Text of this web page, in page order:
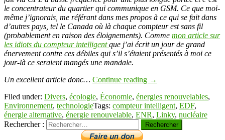
le concentrateur du quartier qui communique en GSM. Ce que moi-
même j’ignorais, me référant dans mes propos à ce qui se fait dans
d’autres pays, tel le Canada où là chaque compteur est sans fil
(probablement en raison des éloignements). Comme mon article sur
les idiots du compteur intelligentque j’ai écrit un jour de grand
énervement contre ces débiles qui s’il s’étaient présentés à moi ce
jour-là ce seraient mangés une mandale.
Un excellent article donc… Continue reading →
Filed under: Divers, écologie, Économie, énergies renouvelables,
Environnement, technologieTags: compteur intelligent, EDF,
énergie alternative, énergie renouvelable, ENR, Linky, nucléaire
Rechercher :